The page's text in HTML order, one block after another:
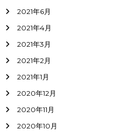
2021年6月
2021年4月
2021年3月
2021年2月
2021年1月
2020年12月
2020年11月
2020年10月